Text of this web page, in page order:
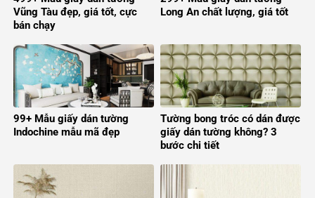
Vũng Tàu đẹp, giá tốt, cực
bán chạy
Long An chất lượng, giá tốt
99+ Mẫu giấy dán tường
Indochine mẫu mã đẹp
Tường bong tróc có dán được
giấy dán tường không? 3
bước chi tiết